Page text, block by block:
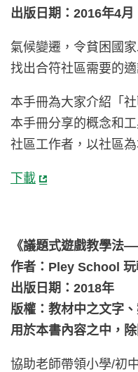
出版日期：2016年4月
氣候變遷，令貧困國
找出合符社區需要的
本手冊為大家介紹「
本手冊分享的概念和
社區工作者，以社區
下載
《議題式遊戲教學法
作者：Pley School 玩
出版日期：2018年
版權：教材中之文字
用於本書內容之中，
協助老師帶領小學/初